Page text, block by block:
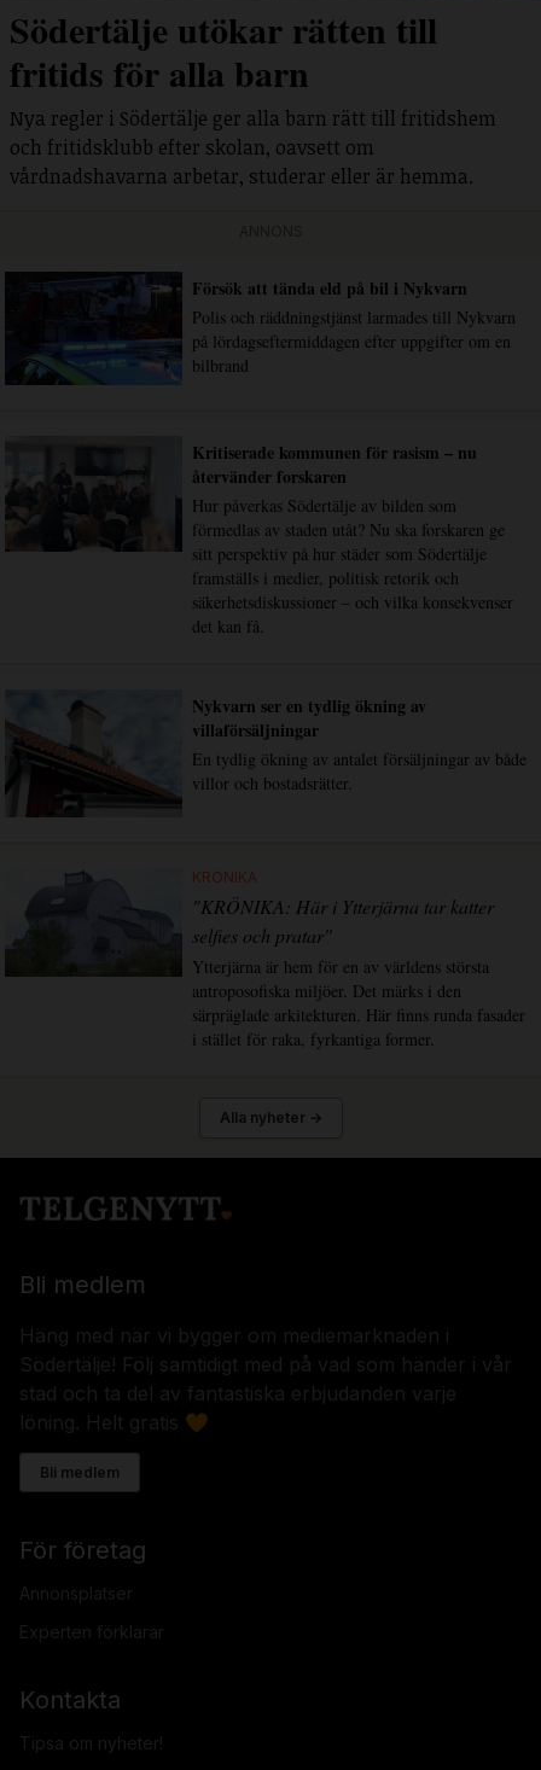
Södertälje utökar rätten till
fritids för alla barn
Nya regler i Södertälje ger alla barn rätt till fritidshem
och fritidsklubb efter skolan, oavsett om
vårdnadshavarna arbetar, studerar eller är hemma.
Försök att tända eld på bil i Nykvarn
Polis och räddningstjänst larmades till Nykvarn
på lördagseftermiddagen efter uppgifter om en
bilbrand
Kritiserade kommunen för rasism – nu
återvänder forskaren
Hur påverkas Södertälje av bilden som
förmedlas av staden utåt? Nu ska forskaren ge
sitt perspektiv på hur städer som Södertälje
framställs i medier, politisk retorik och
säkerhetsdiskussioner – och vilka konsekvenser
det kan få.
Nykvarn ser en tydlig ökning av
villaförsäljningar
En tydlig ökning av antalet försäljningar av både
villor och bostadsrätter.
KRÖNIKA
"KRÖNIKA: Här i Ytterjärna tar katter
selfies och pratar"
Ytterjärna är hem för en av världens största
antroposofiska miljöer. Det märks i den
särpräglade arkitekturen. Här finns runda fasader
i stället för raka, fyrkantiga former.
Alla nyheter →
Bli medlem
Häng med när vi bygger om mediemarknaden i
Södertälje! Följ samtidigt med på vad som händer i vår
stad och ta del av fantastiska erbjudanden varje
löning. Helt gratis 🧡
Bli medlem
För företag
Annonsplatser
Experten förklarar
Kontakta
Tipsa om nyheter!